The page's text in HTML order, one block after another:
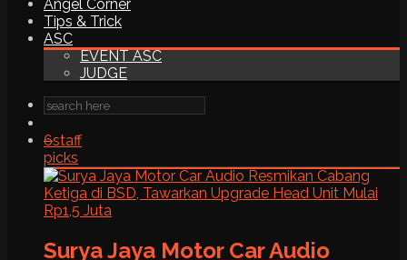
Angel Corner
Tips & Trick
ASC
EVENT ASC
JUDGE
6staff
picks
Surya Jaya Motor Car Audio